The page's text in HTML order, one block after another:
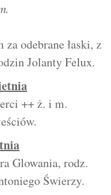
odebrane łaski, z
Jolanty Felux.
++ ż. i m.
Glowania, rodz.
Świerzy.